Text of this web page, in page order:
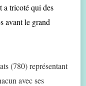
a tricoté qui des
avant le grand
(780) représentant
avec ses